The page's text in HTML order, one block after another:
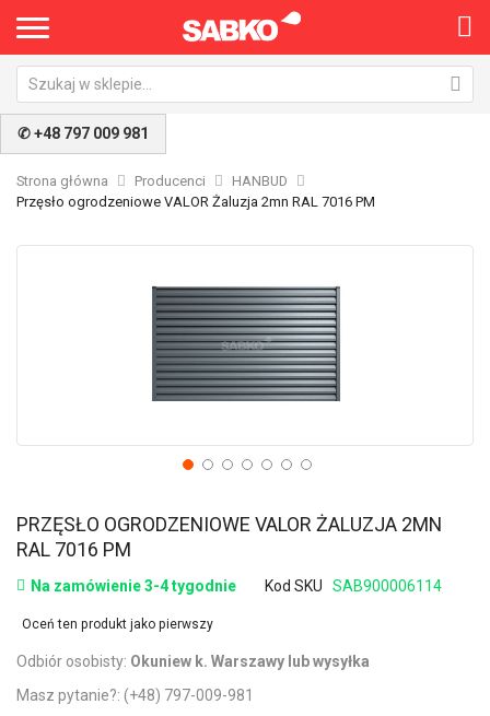
✆ +48 797 009 981
Strona główna Producenci
HANBUD
Przęsło ogrodzeniowe VALOR Żaluzja 2mn RAL 7016 PM
PRZĘSŁO OGRODZENIOWE VALOR ŻALUZJA 2MN
RAL 7016 PM
Na zamówienie 3-4 tygodnie Kod SKU SAB900006114
Oceń ten produkt jako pierwszy
Odbiór osobisty: Okuniew k. Warszawy lub wysyłka
Masz pytanie?: (+48) 797-009-981